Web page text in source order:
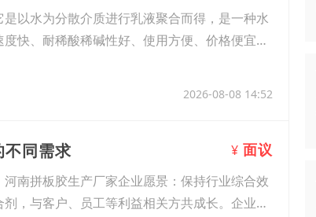
以水为分散介质进行乳液聚合而得，是一种水
快、耐稀酸稀碱性好、使用方便、价格便宜等
2026-08-08 14:52
同需求 ¥ 面议
南拼板胶生产厂家企业愿景：保持行业综合效
，与客户、员工等利益相关方共成长。企业价